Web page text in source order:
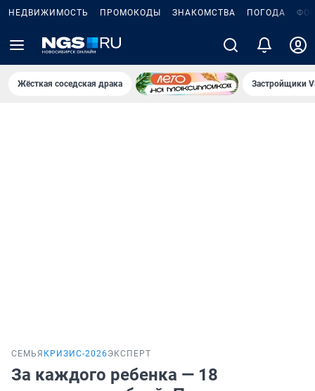
НЕДВИЖИМОСТЬ ПРОМОКОДЫ ЗНАКОМСТВА ПОГОДА
Жёсткая соседская драка Застройщики
СЕМЬЯ КРИЗИС-2026ЭКСПЕРТ
За каждого ребенка — 18